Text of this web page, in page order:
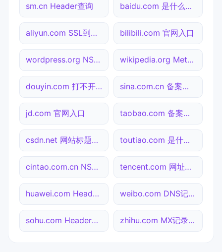
sm.cn Header查询 baidu.com 是什么网站
aliyun.com SSL到期检测 bilibili.com 官网入口
wordpress.org NS记录查询 wikipedia.org Meta标签查询
douyin.com 打不开检测 sina.com.cn 备案信息查询
jd.com 官网入口 taobao.com 备案信息查询
csdn.net 网站标题查询 toutiao.com 是什么网站
cintao.com.cn NS记录查询 tencent.com 网址查询
huawei.com Header查询 weibo.com DNS记录查询
sohu.com Header查询 zhihu.com MX记录查询